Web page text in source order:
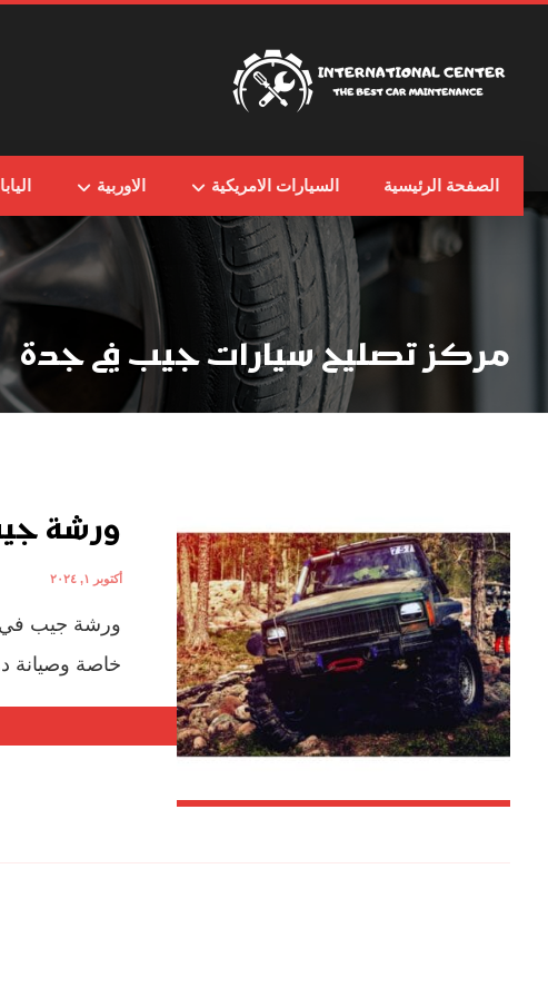
الصفحة الرئيسية السيارات الامريكية الاوربية
مركز تصليح سيارات جيب في جدة
ورشة
أكتوبر ١, ٢٠٢٤
ورشة جيب في
خاصة وصيانة